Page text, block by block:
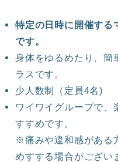
特定の日時に開催する
です。
身体をゆるめたり、簡
ラスです。
少人数制（定員4名)
ワイワイグループで、
すすめです。
※痛みや違和感がある
めすする場合がござい